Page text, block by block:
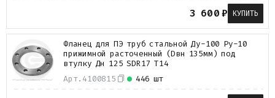
3 600₽ КУПИТЬ
Арт. 4100815 446 шт
Фланец для ПЭ труб стальной Ду-100 Ру-10
прижимной расточенный (Dвн 135мм) под
втулку Дн 125 SDR17 Т14